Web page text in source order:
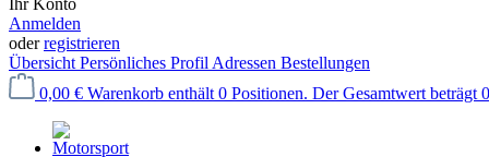
Ihr Konto
Anmelden
oderregistrieren
Übersicht Persönliches Profil Adressen Bestellungen
0,00 € Warenkorb enthält 0 Positionen. Der Gesamtwert beträgt